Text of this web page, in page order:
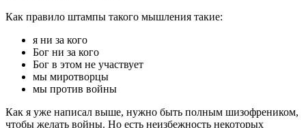
Как правило штампы такого мышления такие:
я ни за кого
Бог ни за кого
Бог в этом не участвует
мы миротворцы
мы против войны
Как я уже написал выше, нужно быть полным шизофреником,
чтобы желать войны. Но есть неизбежность некоторых